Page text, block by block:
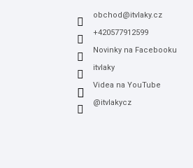
obchod@itvlaky.cz
+420577912599
Novinky na Facebooku
itvlaky
Videa na YouTube
@itvlakycz